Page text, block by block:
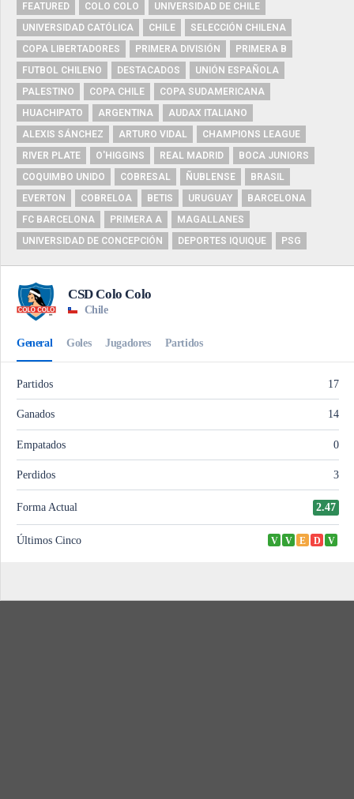
FEATURED COLO COLO
UNIVERSIDAD DE CHILE
UNIVERSIDAD CATÓLICA
CHILE
SELECCIÓN CHILENA
COPA LIBERTADORES
PRIMERA DIVISIÓN
PRIMERA B
FUTBOL CHILENO
DESTACADOS
UNIÓN ESPAÑOLA
PALESTINO
COPA CHILE
COPA SUDAMERICANA
HUACHIPATO
ARGENTINA
AUDAX ITALIANO
ALEXIS SÁNCHEZ
ARTURO VIDAL
CHAMPIONS LEAGUE
RIVER PLATE
O'HIGGINS REAL MADRID
BOCA JUNIORS
COQUIMBO UNIDO
COBRESAL ÑUBLENSE
BRASIL
EVERTON
COBRELOA BETIS URUGUAY
BARCELONA
FC BARCELONA
PRIMERA A
MAGALLANES
UNIVERSIDAD DE CONCEPCIÓN
DEPORTES IQUIQUE PSG